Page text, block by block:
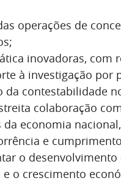
operações de
inovadoras, com
à investigação por
contestabilidade
colaboração
economia
e
o
o crescimento